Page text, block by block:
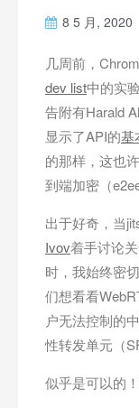
8 5 月, 2020
几周前，
dev list中的实
告附有Harald
显示了API的基
的那样，这也
到端加密（
出于好奇，当
Ivov着手讨论
时，我始终密
们想看看
户无法控制的
性转发单元（
似乎是可以的